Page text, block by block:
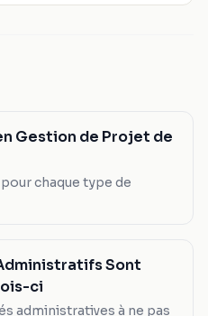
Gestion de Projet de
chaque type de
Sont
ci
administratives à ne pas